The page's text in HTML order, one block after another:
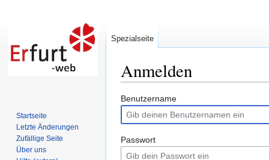
Anmelden
Zur
Navigation
springen
Zur
Suche
springen
Benutzername
Passwort
Spezialseite
Startseite
Letzte Änderungen
Zufällige Seite
Über uns